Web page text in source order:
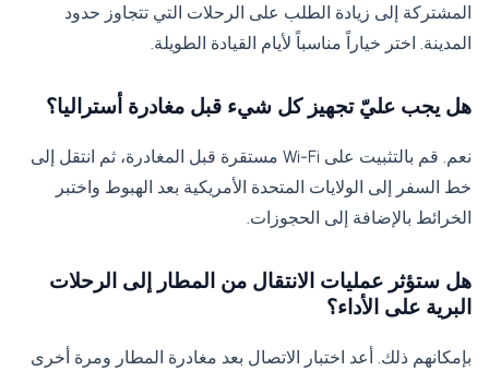
المشتركة إلى زيادة الطلب على الرحلات التي تتجاوز حدود
المدينة. اختر خياراً مناسباً لأيام القيادة الطويلة.
هل يجب عليّ تجهيز كل شيء قبل مغادرة أستراليا؟
نعم. قم بالتثبيت على Wi-Fi مستقرة قبل المغادرة، ثم انتقل إلى
خط السفر إلى الولايات المتحدة الأمريكية بعد الهبوط واختبر
الخرائط بالإضافة إلى الحجوزات.
هل ستؤثر عمليات الانتقال من المطار إلى الرحلات
البرية على الأداء؟
بإمكانهم ذلك. أعد اختبار الاتصال بعد مغادرة المطار ومرة ​​أخرى